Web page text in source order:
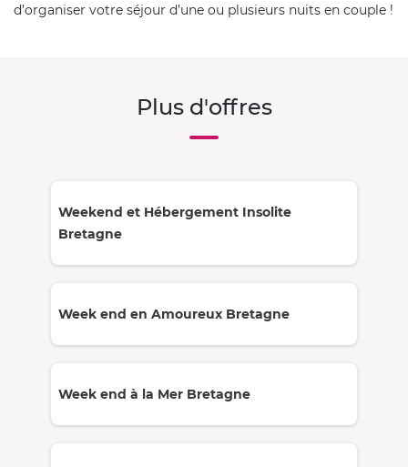
d’organiser votre séjour d’une ou plusieurs nuits en couple !
Plus d'offres
Weekend et Hébergement Insolite
Bretagne
Week end en Amoureux Bretagne
Week end à la Mer Bretagne